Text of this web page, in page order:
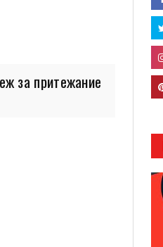
за притежание